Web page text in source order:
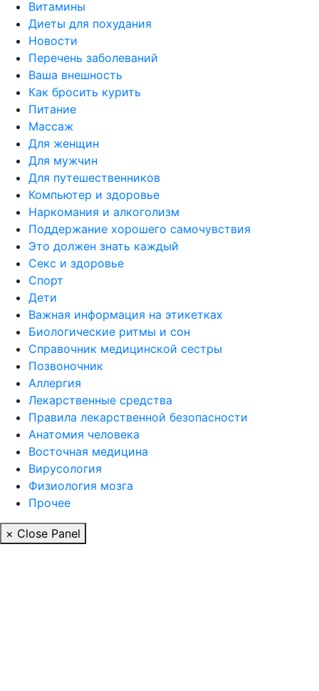
Витамины
Диеты для похудания
Новости
Перечень заболеваний
Ваша внешность
Как бросить курить
Питание
Массаж
Для женщин
Для мужчин
Для путешественников
Компьютер и здоровье
Наркомания и алкоголизм
Поддержание хорошего самочувствия
Это должен знать каждый
Секс и здоровье
Спорт
Дети
Важная информация на этикетках
Биологические ритмы и сон
Справочник медицинской сестры
Позвоночник
Аллергия
Лекарственные средства
Правила лекарственной безопасности
Aнатомия человека
Восточная медицина
Вирусология
Физиология мозга
Прочее
× Close Panel